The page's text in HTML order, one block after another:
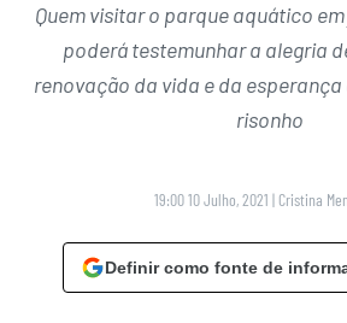
Quem visitar o parque aquático
poderá testemunhar a alegria
renovação da vida e da
risonho
19:00 10 Julho, 2021 | Cristina
Definir como fonte de